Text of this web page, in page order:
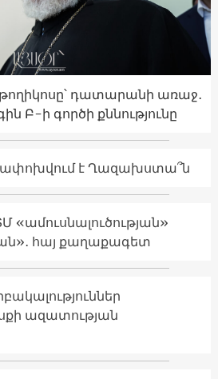
դատարանի առաջ․
Բ-ի գործի քննությունը
է Ղազախստա՞ն
հայ քաղաքագետ
ազատության